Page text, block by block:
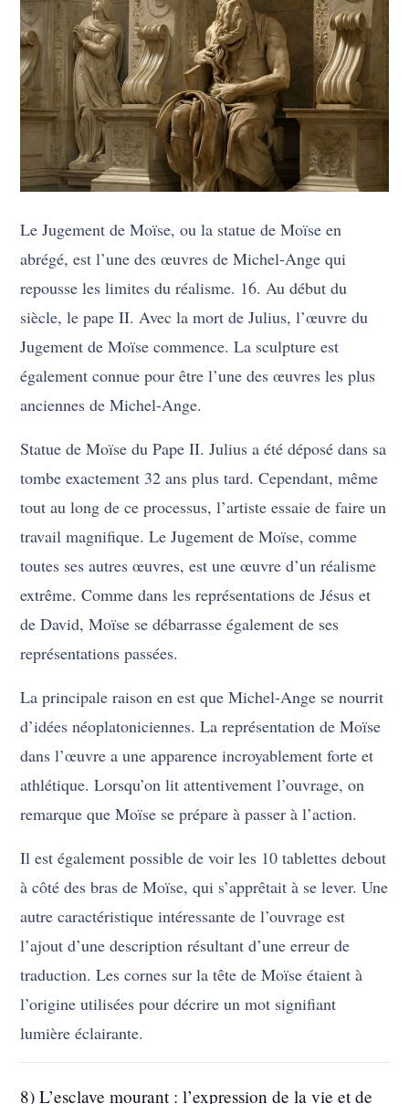
Le Jugement de Moïse, ou la statue de Moïse en
abrégé, est l’une des œuvres de Michel-Ange qui
repousse les limites du réalisme. 16. Au début du
siècle, le pape II. Avec la mort de Julius, l’œuvre du
Jugement de Moïse commence. La sculpture est
également connue pour être l’une des œuvres les plus
anciennes de Michel-Ange.
Statue de Moïse du Pape II. Julius a été déposé dans sa
tombe exactement 32 ans plus tard. Cependant, même
tout au long de ce processus, l’artiste essaie de faire un
travail magnifique. Le Jugement de Moïse, comme
toutes ses autres œuvres, est une œuvre d’un réalisme
extrême. Comme dans les représentations de Jésus et
de David, Moïse se débarrasse également de ses
représentations passées.
La principale raison en est que Michel-Ange se nourrit
d’idées néoplatoniciennes. La représentation de Moïse
dans l’œuvre a une apparence incroyablement forte et
athlétique. Lorsqu’on lit attentivement l’ouvrage, on
remarque que Moïse se prépare à passer à l’action.
Il est également possible de voir les 10 tablettes debout
à côté des bras de Moïse, qui s’apprêtait à se lever. Une
autre caractéristique intéressante de l’ouvrage est
l’ajout d’une description résultant d’une erreur de
traduction. Les cornes sur la tête de Moïse étaient à
l’origine utilisées pour décrire un mot signifiant
lumière éclairante.
8) L’esclave mourant : l’expression de la vie et de